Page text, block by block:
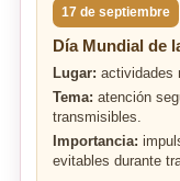
17 de septiembre
Día Mundial de
Lugar: actividades
Tema: atención
transmisibles.
Importancia:
evitables durante